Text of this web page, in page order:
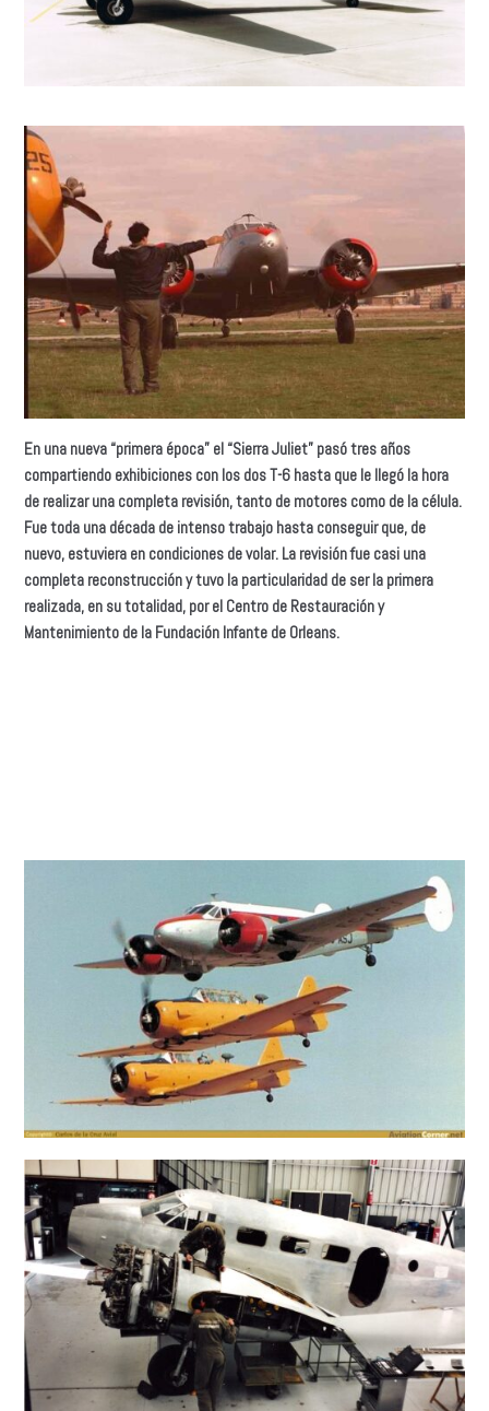
En una nueva “primera época” el “Sierra Juliet” pasó tres años
compartiendo exhibiciones con los dos T-6 hasta que le llegó la hora
de realizar una completa revisión, tanto de motores como de la célula.
Fue toda una década de intenso trabajo hasta conseguir que, de
nuevo, estuviera en condiciones de volar. La revisión fue casi una
completa reconstrucción y tuvo la particularidad de ser la primera
realizada, en su totalidad, por el Centro de Restauración y
Mantenimiento de la Fundación Infante de Orleans.